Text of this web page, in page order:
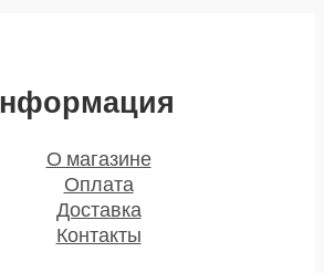
О магазине
Оплата
Доставка
Контакты